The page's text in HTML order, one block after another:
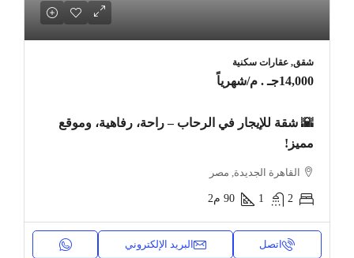
شقق, عقارات سكنية
14,000جـ . م /شهرياً
🌇 شقة للإيجار في الرحاب – راحة، رفاهية، وموقع
مميز!
القاهرة الجديدة, مصر
2
1
90 م2
اتصل البريد الإلكتروني